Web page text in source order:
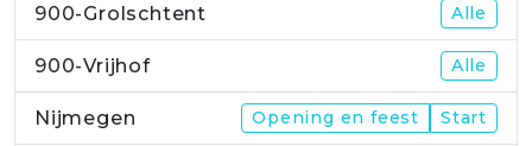
900-Grolschtent Alle
900-Vrijhof Alle
Nijmegen Opening en feest Start